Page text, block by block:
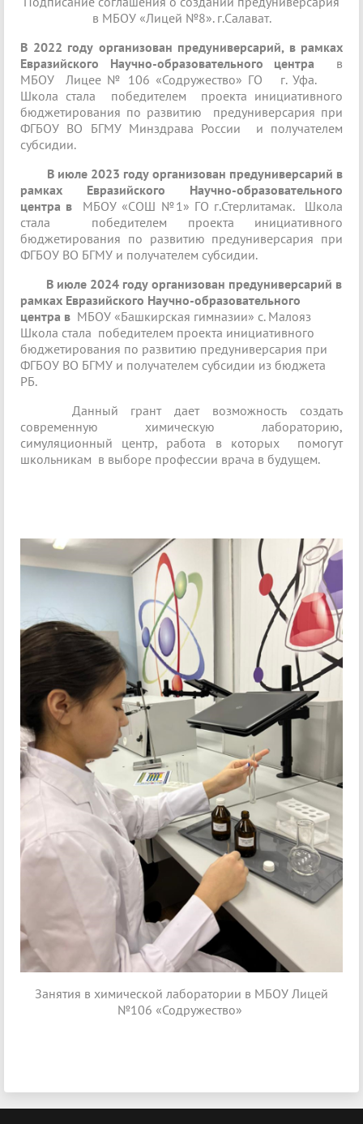
в МБОУ «Лицей №8». г.Салават.
В 2022 году организован предуниверсарий, в рамках
Евразийского Научно-образовательного центра
в
МБОУ Лицее № 106 «Содружество» ГО г. Уфа.
Школа стала победителем проекта инициативного
бюджетирования по развитию предуниверсария при
ФГБОУ ВО БГМУ Минздрава России и получателем
субсидии.
В июле 2023 году организован предуниверсарий в
рамках Евразийского Научно-образовательного
центра в МБОУ «СОШ №1» ГО г.Стерлитамак. Школа
стала победителем проекта инициативного
бюджетирования по развитию предуниверсария при
ФГБОУ ВО БГМУ и получателем субсидии.
В июле 2024 году организован предуниверсарий в
рамках Евразийского Научно-образовательного
центра в МБОУ «Башкирская гимназии» с. Малояз
Школа стала победителем проекта инициативного
бюджетирования по развитию предуниверсария при
ФГБОУ ВО БГМУ и получателем субсидии из бюджета
РБ.
Данный грант дает возможность создать
современную химическую лабораторию,
симуляционный центр, работа в которых помогут
школьникам в выборе профессии врача в будущем.
Занятия в химической лаборатории в МБОУ Лицей
№106 «Содружество»